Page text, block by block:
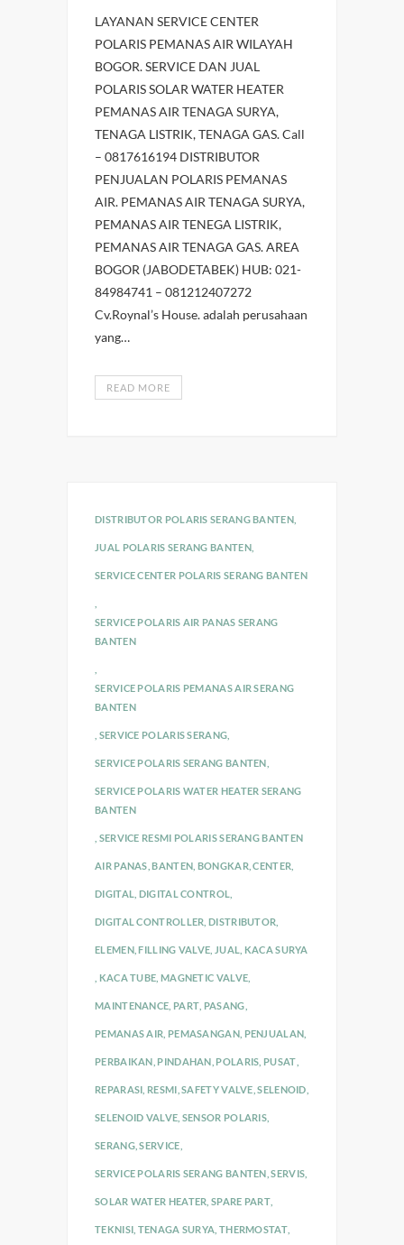
LAYANAN SERVICE CENTER
POLARIS PEMANAS AIR WILAYAH
BOGOR. SERVICE DAN JUAL
POLARIS SOLAR WATER HEATER
PEMANAS AIR TENAGA SURYA,
TENAGA LISTRIK, TENAGA GAS. Call
– 0817616194 DISTRIBUTOR
PENJUALAN POLARIS PEMANAS
AIR. PEMANAS AIR TENAGA SURYA,
PEMANAS AIR TENEGA LISTRIK,
PEMANAS AIR TENAGA GAS. AREA
BOGOR (JABODETABEK) HUB: 021-
84984741 – 081212407272
Cv.Roynal’s House. adalah perusahaan
yang…
READ MORE
DISTRIBUTOR POLARIS SERANG BANTEN,
JUAL POLARIS SERANG BANTEN,
SERVICE CENTER POLARIS SERANG BANTEN
SERVICE POLARIS AIR PANAS SERANG
BANTEN
SERVICE POLARIS PEMANAS AIR SERANG
BANTEN
SERVICE POLARIS SERANG
SERVICE POLARIS SERANG BANTEN
SERVICE POLARIS WATER HEATER SERANG
BANTEN
SERVICE RESMI POLARIS SERANG BANTEN
AIR PANAS ,BANTEN BONGKAR,CENTER
DIGITAL DIGITAL CONTROL
DIGITAL CONTROLLER ,DISTRIBUTOR
ELEMEN,FILLING VALVE JUAL KACA SURYA
KACA TUBE MAGNETIC VALVE
MAINTENANCE PART PASANG
PEMANAS AIR PEMASANGAN, PENJUALAN
PERBAIKAN PINDAHAN POLARIS PUSAT
REPARASI RESMI ,SAFETY VALVE ,SELENOID
SELENOID VALVE SENSOR POLARIS
SERANG,SERVICE
SERVICE POLARIS SERANG BANTEN ,SERVIS
SOLAR WATER HEATER ,SPARE PART
TEKNISI TENAGA SURYA THERMOSTAT,